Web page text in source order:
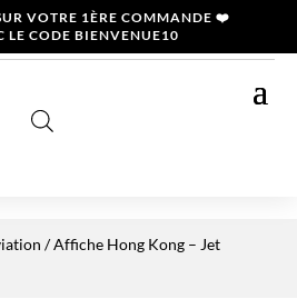
VOTRE 1ÈRE COMMANDE ❤️
LE CODE BIENVENUE10
/ Affiche Hong Kong – Jet